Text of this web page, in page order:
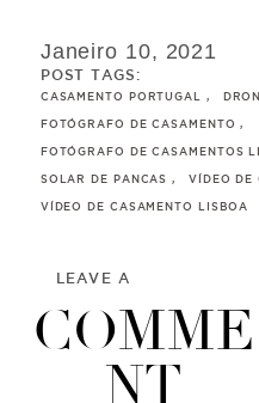
Janeiro 10, 2021
POST TAGS:
CASAMENTO PORTUGAL
FOTÓGRAFO DE CASAMENTO
FOTÓGRAFO DE CASAMENTOS
SOLAR DE PANCAS VÍDEO DE
VÍDEO DE CASAMENTO LISBOA
LEAVE A
COMME
NT